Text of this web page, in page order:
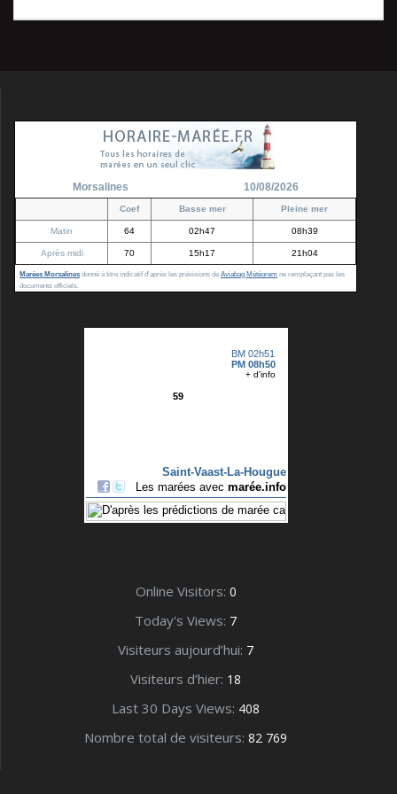
l’article
Morsalines 10/08/2026
Coef Basse mer Pleine mer
Matin 64 02h47 08h39
Après midi 70 15h17 21h04
Marées Morsalines donné à titre indicatif d'après les prévisions de Aviabag Météorem ne remplaçant pas les
documents officiels.
Online Visitors: 0
Today's Views: 7
Visiteurs aujourd’hui: 7
Visiteurs d’hier: 18
Last 30 Days Views: 408
Nombre total de visiteurs: 82 769